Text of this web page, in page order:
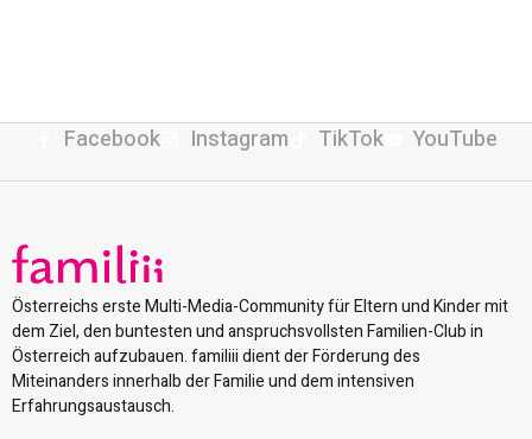
Facebook Instagram TikTok YouTube
Österreichs erste Multi-Media-Community für Eltern und Kinder mit
dem Ziel, den buntesten und anspruchsvollsten Familien-Club in
Österreich aufzubauen. familiii dient der Förderung des
Miteinanders innerhalb der Familie und dem intensiven
Erfahrungsaustausch.